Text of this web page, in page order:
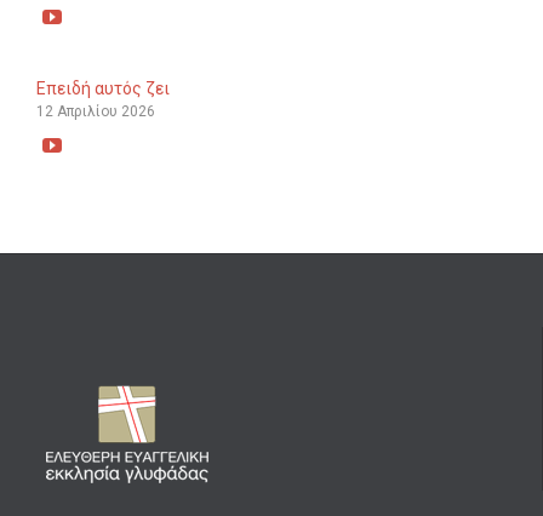

Επειδή αυτός ζει
12 Απριλίου 2026
